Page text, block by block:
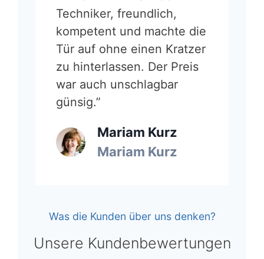
Techniker, freundlich,
kompetent und machte die
Tür auf ohne einen Kratzer
zu hinterlassen. Der Preis
war auch unschlagbar
günsig.”
Mariam Kurz
Mariam Kurz
Was die Kunden über uns denken?
Unsere Kundenbewertungen